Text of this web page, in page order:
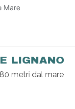
Mare
LIGNANO
metri dal mare